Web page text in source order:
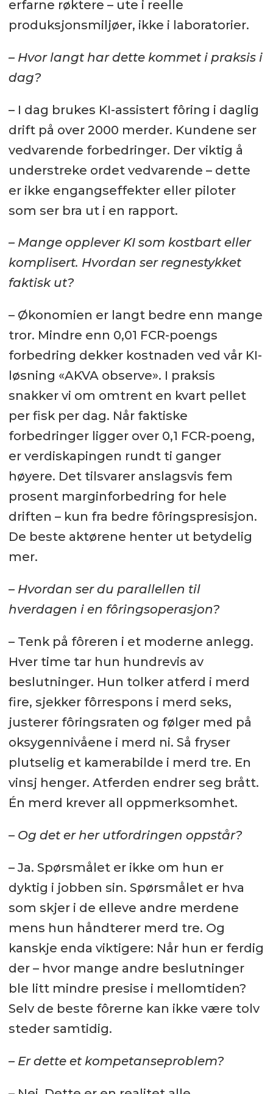
erfarne røktere – ute i reelle
produksjonsmiljøer, ikke i laboratorier.
– Hvor langt har dette kommet i praksis i
dag?
– I dag brukes KI-assistert fôring i daglig
drift på over 2000 merder. Kundene ser
vedvarende forbedringer. Der viktig å
understreke ordet vedvarende – dette
er ikke engangseffekter eller piloter
som ser bra ut i en rapport.
– Mange opplever KI som kostbart eller
komplisert. Hvordan ser regnestykket
faktisk ut?
– Økonomien er langt bedre enn mange
tror. Mindre enn 0,01 FCR-poengs
forbedring dekker kostnaden ved vår KI-
løsning «AKVA observe». I praksis
snakker vi om omtrent en kvart pellet
per fisk per dag. Når faktiske
forbedringer ligger over 0,1 FCR-poeng,
er verdiskapingen rundt ti ganger
høyere. Det tilsvarer anslagsvis fem
prosent marginforbedring for hele
driften – kun fra bedre fôringspresisjon.
De beste aktørene henter ut betydelig
mer.
– Hvordan ser du parallellen til
hverdagen i en fôringsoperasjon?
– Tenk på fôreren i et moderne anlegg.
Hver time tar hun hundrevis av
beslutninger. Hun tolker atferd i merd
fire, sjekker fôrrespons i merd seks,
justerer fôringsraten og følger med på
oksygennivåene i merd ni. Så fryser
plutselig et kamerabilde i merd tre. En
vinsj henger. Atferden endrer seg brått.
Én merd krever all oppmerksomhet.
– Og det er her utfordringen oppstår?
– Ja. Spørsmålet er ikke om hun er
dyktig i jobben sin. Spørsmålet er hva
som skjer i de elleve andre merdene
mens hun håndterer merd tre. Og
kanskje enda viktigere: Når hun er ferdig
der – hvor mange andre beslutninger
ble litt mindre presise i mellomtiden?
Selv de beste fôrerne kan ikke være tolv
steder samtidig.
– Er dette et kompetanseproblem?